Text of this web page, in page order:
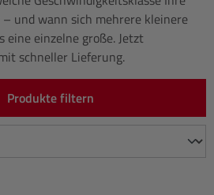
und wann sich mehrere kleinere
einzelne große. Jetzt
schneller Lieferung.
Produkte filtern